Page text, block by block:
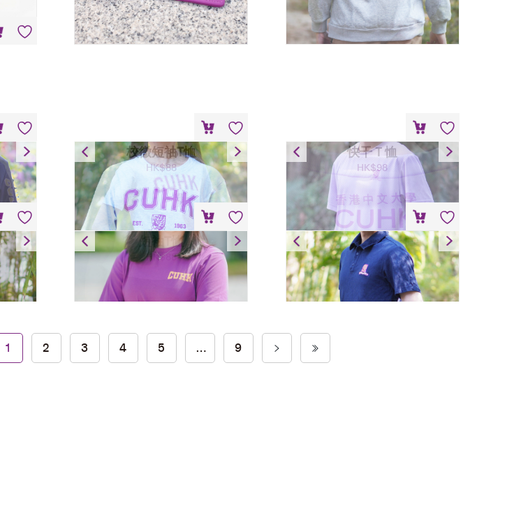
校徽短袖T恤
HK$88
快干Ｔ恤
HK$98
短袖T恤
HK$88
短袖反领Polo恤
HK$ 148
小熊匙扣 – 卫衣
HK$
1 2 3 4 5 … 9